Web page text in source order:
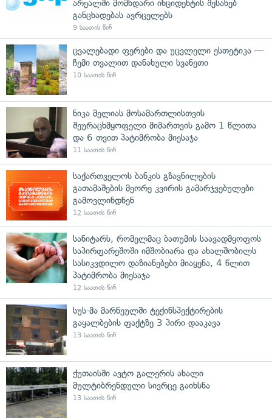
არეალში მომხდარი ინციდენტის შესახებ
განცხადებას ავრცელებს
9 საათის წინ
ცვალებადი ფერები და უცვლელი ესთეტიკა —
ჩემი თვალით დანახული სვანეთი
10 საათის წინ
ნიკა მელიას მოსამართლისთვის
შეურაცხმყოფელი მიმართვის გამო 1 წლითა
და 6 თვით პატიმრობა მიესაჯა
11 საათის წინ
საქართველოს ბანკის გზავნილების
გათამაშების მეორე კვირის გამარჯვებულები
გამოვლინდნენ
12 საათის წინ
სანიტარს, რომელმაც ბათუმის საავადმყოფოს
საპირფარეშოში იმშობიარა და ახალშობილს
სასიკვდილო დაზიანებები მიაყენა, 4 წლით
პატიმრობა მიესაჯა
12 საათის წინ
სუს-მა მარნეულში ტექინსპექტირების
გაყალბების ფაქტზე 3 პირი დააკავა
13 საათის წინ
ქუთაისში ავტო გალერის ახალი
მულტიბრენდული სივრცე გაიხსნა
13 საათის წინ